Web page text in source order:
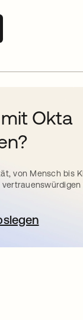
Okta
von Mensch bis
einer neuen